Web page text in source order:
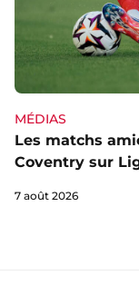
MÉDIAS
Les matchs
Coventry sur
7 août 2026